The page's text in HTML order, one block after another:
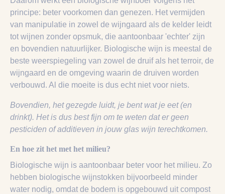
principe: beter voorkomen dan genezen. Het vermijden
van manipulatie in zowel de wijngaard als de kelder leidt
tot wijnen zonder opsmuk, die aantoonbaar 'echter' zijn
en bovendien natuurlijker. Biologische wijn is meestal de
beste weerspiegeling van zowel de druif als het terroir, de
wijngaard en de omgeving waarin de druiven worden
verbouwd. Al die moeite is dus echt niet voor niets.
Bovendien, het gezegde luidt, je bent wat je eet (en
drinkt). Het is dus best fijn om te weten dat er geen
pesticiden of additieven in jouw glas wijn terechtkomen.
En hoe zit het met het milieu?
Biologische wijn is aantoonbaar beter voor het milieu. Zo
hebben biologische wijnstokken bijvoorbeeld minder
water nodig, omdat de bodem is opgebouwd uit compost